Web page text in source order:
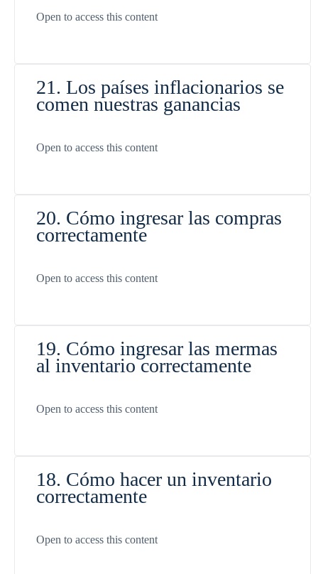
Open to access this content
21. Los países inflacionarios se
comen nuestras ganancias
Open to access this content
20. Cómo ingresar las compras
correctamente
Open to access this content
19. Cómo ingresar las mermas
al inventario correctamente
Open to access this content
18. Cómo hacer un inventario
correctamente
Open to access this content